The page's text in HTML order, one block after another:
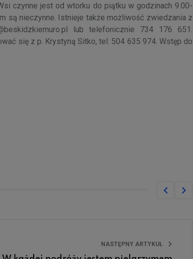
czynne jest od wtorku do piątku w godzinach 9.00-
są nieczynne. Istnieje także możliwość zwiedzania z
lub telefonicznie 734 176 651.
się z p. Krystyną Sitko, tel. 504 635 974. Wstęp do
NASTĘPNY ARTYKUŁ